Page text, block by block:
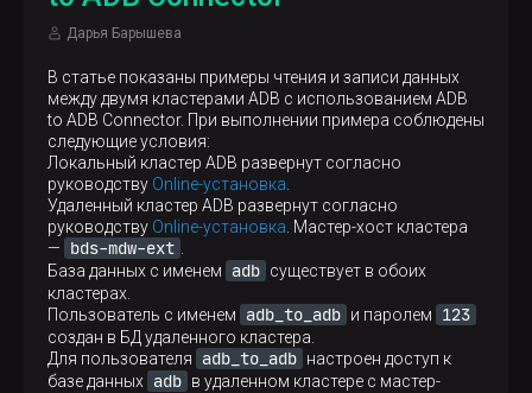
Дарья Барышева
В статье показаны примеры чтения и записи данных
между двумя кластерами ADB с использованием ADB
to ADB Connector. При выполнении примера соблюдены
следующие условия:
Локальный кластер ADB развернут согласно
руководству Online-установка
Удаленный кластер ADB развернут согласно
руководству Online-установка . Мастер-хост кластера
—
bds-mdw-ext
База данных с именем
adb существует в обоих
кластерах.
Пользователь с именем
adb_to_adb и паролем 123
создан в БД удаленного кластера.
Для пользователя
adb_to_adb настроен доступ к
базе данных
adb в удаленном кластере с мастер-